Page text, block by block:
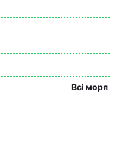
Всі моря